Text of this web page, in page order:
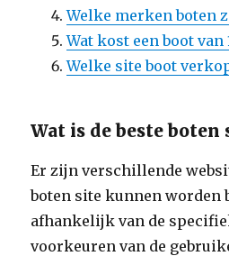
Welke merken boten
Wat kost een boot van
Welke site boot
Wat is de beste boten
Er zijn verschillende
boten site kunnen worden
afhankelijk van de
voorkeuren van de